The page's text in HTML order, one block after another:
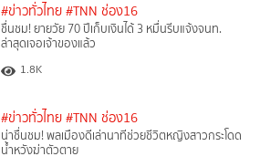
#ข่าวทั่วไทย #TNN ช่อง16
ชื่นชม! ยายวัย 70 ปีเก็บเงินได้ 3 หมื่นรีบแจ้งจนท.
ล่าสุดเจอเจ้าของแล้ว
1.8K
#ข่าวทั่วไทย #TNN ช่อง16
น่าชื่นชม! พลเมืองดีเล่านาทีช่วยชีวิตหญิงสาวกระโดด
น้ำหวังฆ่าตัวตาย